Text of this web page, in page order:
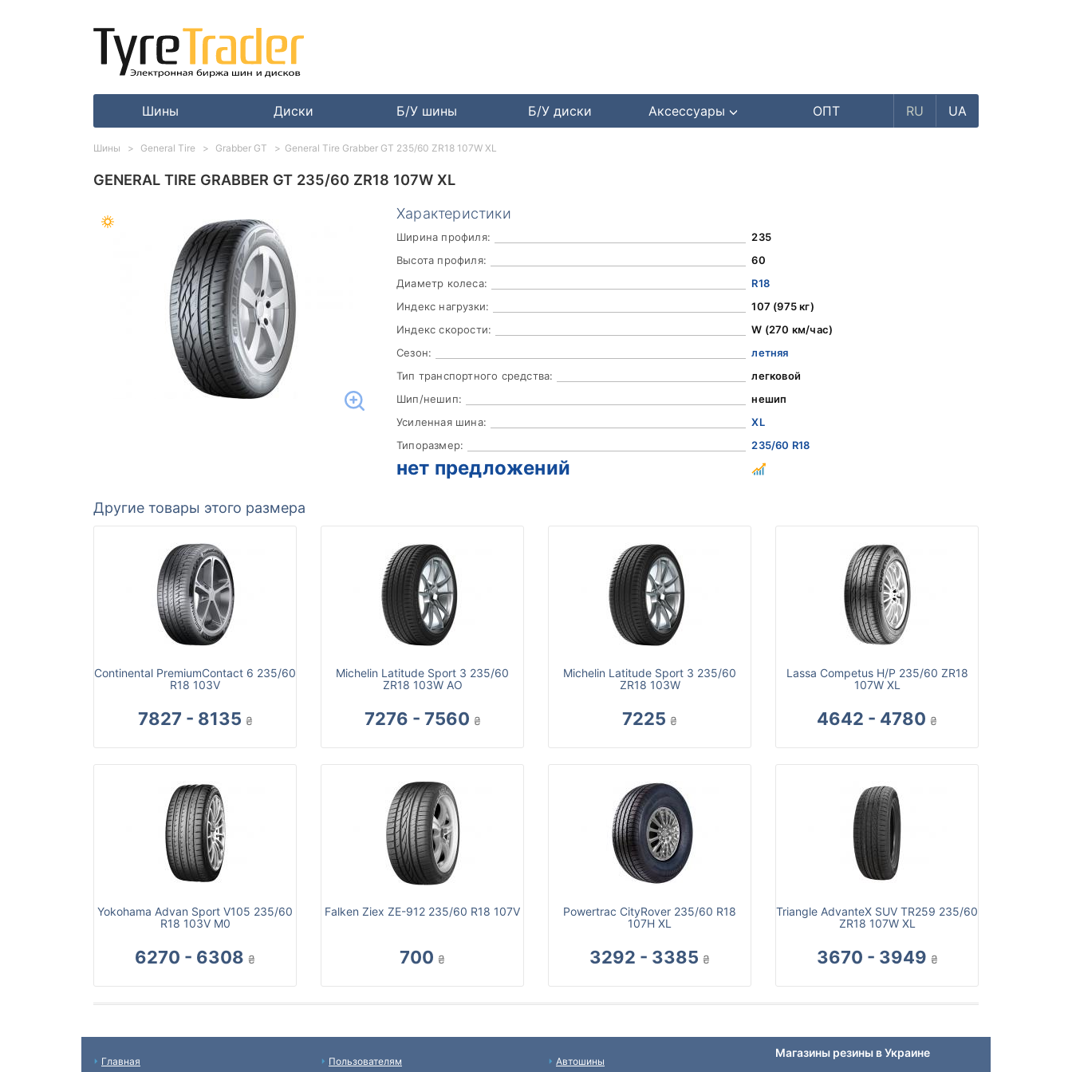
Шины Диски Б/У шины Б/У диски Аксессуары ОПТ RU UA
GENERAL TIRE GRABBER GT 235/60 ZR18 107W XL
Характеристики
Ширина профиля:
235
Высота профиля:
60
Диаметр колеса:
R18
Индекс нагрузки:
107 (975 кг)
Индекс скорости:
W (270 км/час)
Сезон:
летняя
Тип транспортного средства:
легковой
Шип/нешип:
нешип
Усиленная шина:
XL
Типоразмер:
235/60 R18
нет предложений
Другие товары этого размера
Continental PremiumContact 6 235/60
R18 103V
7827 - 8135 ₴
Michelin Latitude Sport 3 235/60
ZR18 103W AO
7276 - 7560 ₴
Michelin Latitude Sport 3 235/60
ZR18 103W
7225 ₴
Lassa Competus H/P 235/60 ZR18
107W XL
4642 - 4780 ₴
Yokohama Advan Sport V105 235/60
R18 103V M0
6270 - 6308 ₴
Falken Ziex ZE-912 235/60 R18 107V
700 ₴
Powertrac CityRover 235/60 R18
107H XL
3292 - 3385 ₴
Triangle AdvanteX SUV TR259 235/60
ZR18 107W XL
3670 - 3949 ₴
Шины General Tire Grabber GT General Tire Grabber GT 235/60 ZR18 107W XL
Главная Пользователям Автошины
Магазины резины в Украине